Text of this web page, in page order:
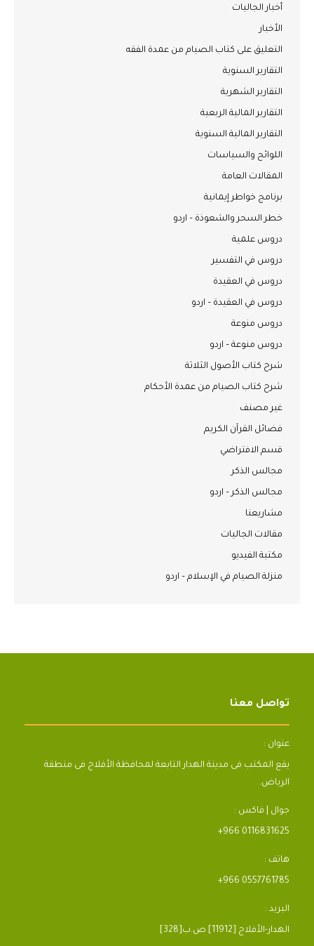
أخبار الجاليات
الأخبار
التعليق على كتاب الصيام من عمدة الفقه
التقارير السنوية
التقارير الشهرية
التقارير المالية الربعية
التقارير المالية السنوية
اللوائح والسياسات
المقالات العامة
برنامج خواطر إيمانية
خطر السحر والشعوذة – اردو
دروس علمية
دروس في التفسير
دروس في العقيدة
دروس في العقيدة – اردو
دروس منوعة
دروس منوعة – اردو
شرح كتاب الأصول الثلاثة
شرح كتاب الصيام من عمدة الأحكام
غير مصنف
فضائل القرآن الكريم
قسم الافتراضي
مجالس الذكر
مجالس الذكر – اردو
مشاريعنا
مقالات الجاليات
مكتبة الفيديو
منزلة الصيام في الإسلام – اردو
تواصل معنا
عنوان :
يقع المكتب فى مدينة الهدار التابعة لمحافظة الأفلاج فى منطقة
الرياض.
جوال | فاكس :
+966 0116831625
هاتف :
+966 0557761785
البريد :
[328]الهدار-الأفلاج [11912] ص.ب